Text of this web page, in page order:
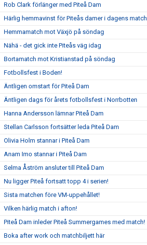
Rob Clark förlänger med Piteå Dam
Härlig hemmavinst för Piteås damer i dagens match
Hemmamatch mot Växjö på söndag
Nähä - det gick inte Piteås väg idag
Bortamatch mot Kristianstad på söndag
Fotbollsfest i Boden!
Äntligen omstart för Piteå Dam
Äntligen dags för årets fotbollsfest i Norrbotten
Hanna Andersson lämnar Piteå Dam
Stellan Carlsson fortsätter leda Piteå Dam
Olivia Holm stannar i Piteå Dam
Anam Imo stannar i Piteå Dam
Selma Åström ansluter till Piteå Dam
Nu ligger Piteå fortsatt topp 4 i serien!
Sista matchen före VM-uppehållet!
Vilken härlig match i afton!
Piteå Dam inleder Piteå Summergames med match!
Boka after work och matchbiljett här